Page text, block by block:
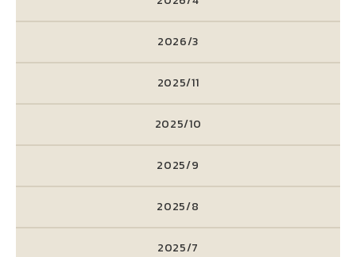
2026/3
2025/11
2025/10
2025/9
2025/8
2025/7